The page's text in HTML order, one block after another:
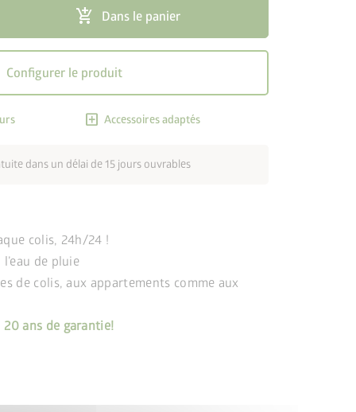
add_shopping_cart Dans le panier
Configurer le produit
add_box Accessoires adaptés
dans un délai de 15 jours ouvrables
colis, 24h/24 !
de pluie
de colis, aux appartements comme aux
20 ans de garantie!